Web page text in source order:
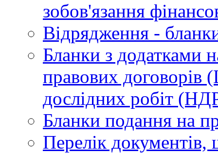
зобов'язання
Відрядження -
Бланки з додатками
правових
дослідних робіт
Бланки подання на
Перелік